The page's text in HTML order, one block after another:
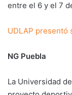
entre el 6 y el 7
UDLAP presentó
NG Puebla
La Universidad